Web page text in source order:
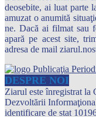
deosebite, ai luat parte
amuzat o anumită
ne. Dacă ai filmat sau
apară pe acest site,
adresa de mail
DESPRE NOI
Ziarul este înregistrat la
Dezvoltării
identificare de stat